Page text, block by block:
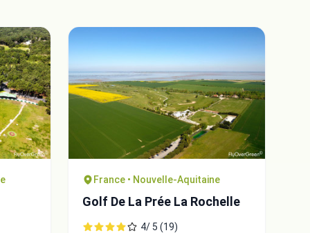
France • Nouvelle-Aquitaine
Golf De La Prée La Rochelle
4/ 5 (19)